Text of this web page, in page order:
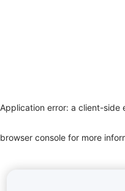
Application error: a client-side
browser console for more